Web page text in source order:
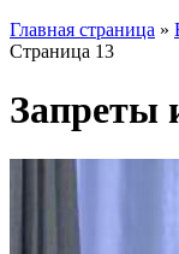
Главная страница »
Страница 13
Запреты